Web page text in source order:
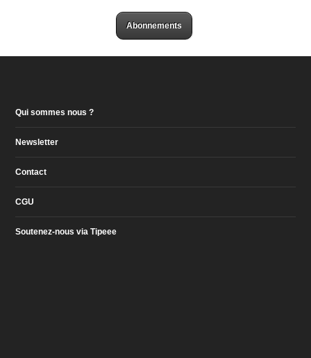
Abonnements
Qui sommes nous ?
Newsletter
Contact
CGU
Soutenez-nous via Tipeee